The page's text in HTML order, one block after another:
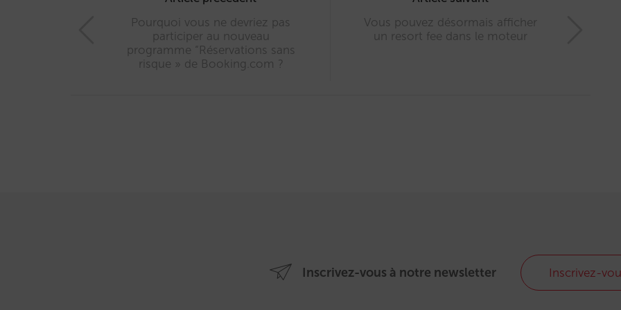
Pourquoi vous ne devriez pas
participer au nouveau
programme “Réservations sans
risque » de Booking.com ?
Vous pouvez désormais afficher
un resort fee dans le moteur
Inscrivez-vous à notre newsletter Inscrivez-